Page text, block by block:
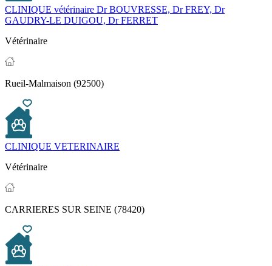
CLINIQUE vétérinaire Dr BOUVRESSE, Dr FREY, Dr
GAUDRY-LE DUIGOU, Dr FERRET
Vétérinaire
Rueil-Malmaison (92500)
CLINIQUE VETERINAIRE
Vétérinaire
CARRIERES SUR SEINE (78420)